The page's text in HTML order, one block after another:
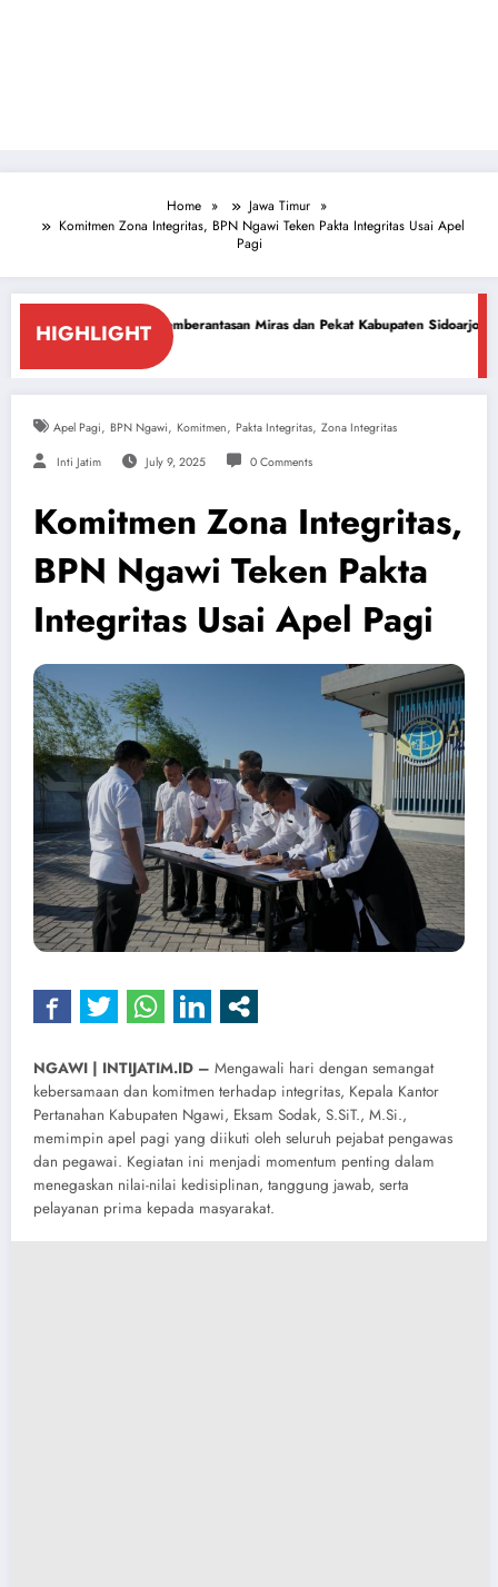
Home
Jawa Timur
Komitmen Zona Integritas, BPN Ngawi Teken Pakta Integritas Usai Apel
Pagi
HIGHLIGHT
Pemberantasan Miras dan Pekat Kabupaten Sidoarjo Sidoarjo Darurat
Apel Pagi, BPN Ngawi, Komitmen, Pakta Integritas, Zona Integritas
Inti Jatim July 9, 2025 0 Comments
Komitmen Zona Integritas,
BPN Ngawi Teken Pakta
Integritas Usai Apel Pagi
NGAWI | INTIJATIM.ID – Mengawali hari dengan semangat
kebersamaan dan komitmen terhadap integritas, Kepala Kantor
Pertanahan Kabupaten Ngawi, Eksam Sodak, S.SiT., M.Si.,
memimpin apel pagi yang diikuti oleh seluruh pejabat pengawas
dan pegawai. Kegiatan ini menjadi momentum penting dalam
menegaskan nilai-nilai kedisiplinan, tanggung jawab, serta
pelayanan prima kepada masyarakat.